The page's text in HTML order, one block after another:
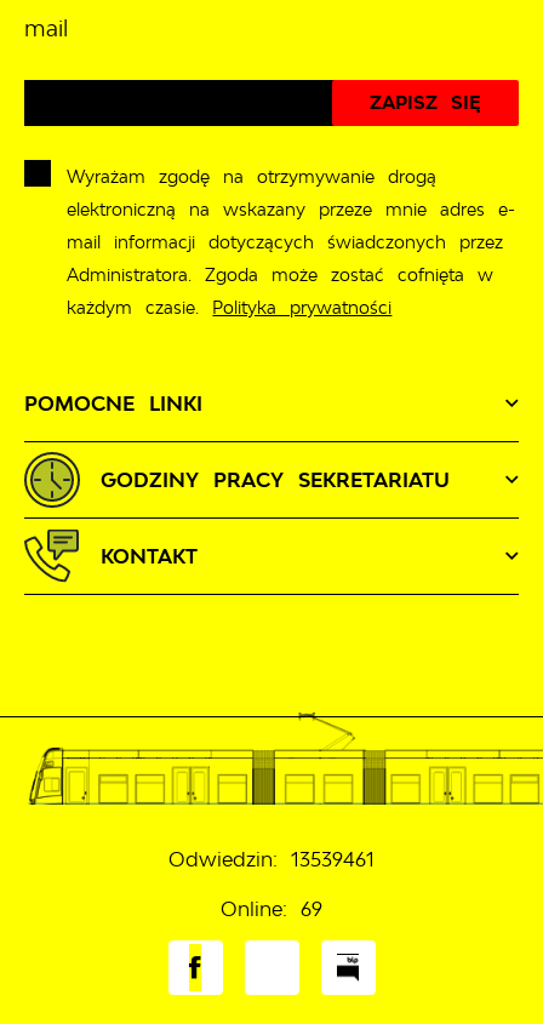
POMOCNE LINKI
mail
Wyrażam zgodę na otrzymywanie drogą
elektroniczną na wskazany przeze mnie adres e-
mail informacji dotyczących świadczonych przez
Administratora. Zgoda może zostać cofnięta w
każdym czasie. Polityka prywatności
GODZINY PRACY SEKRETARIATU
KONTAKT
Odwiedzin: 13539461
Online: 69